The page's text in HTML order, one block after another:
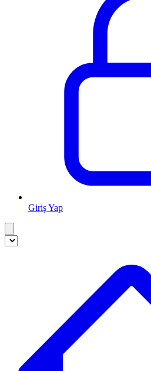
Giriş Yap